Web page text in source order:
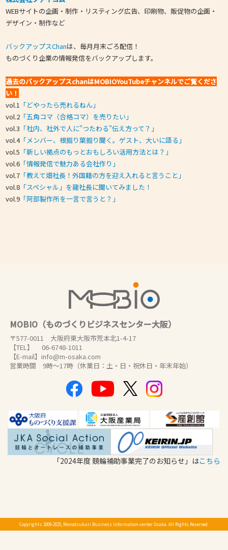
WEBサイトの企画・制作・リスティング広告、印刷物、販促物の企画・
デザイン・制作など
バックアップスChanは、毎月月末ごろ配信！
ものづくり企業の情報発信をバックアップします。
過去のバックアップスchanはMOBIOYouTubeチャンネルでご覧くださ
い！
vol.1 「どやったら売れるねん」
vol.2 「五角コマ（合格コマ）を売りたい」
vol.3 「社内、社外で人に"つたわる"伝え方って？」
vol.4「メンバー、根掘り葉掘り聞く。ゲスト、大いに語る」
vol.5 「新しい拠点のもっとおもしろい活用方法とは？」
vol.6 「情報発信で魅力ある会社作り」
vol.7 「教えて畑社長！外国籍の方を迎え入れると言うこと」
vol.8 「スペシャル」を龍社長に聞いてみました！
vol.9 「阿部製作所を一言で言うと？」
MOBIO（ものづくりビジネスセンター大阪）
〒577-0011 大阪府東大阪市荒本北1-4-17
【TEL】 06-6748-1011
【E-mail】info@m-osaka.com
営業時間 9時～17時（休業日：土・日・祝休日・年末年始）
「2024年度 競輪補助事業完了のお知らせ」はこちら
Copyright c 2009-2025, Monodzukuri Business Information-center Osaka. All Rights Reserved.